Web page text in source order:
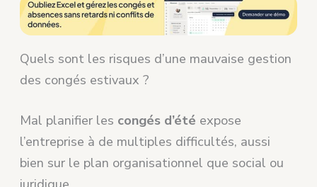
Quels sont les risques d’une mauvaise gestion
des congés estivaux ?
Mal planifier les congés d’été expose
l’entreprise à de multiples difficultés, aussi
bien sur le plan organisationnel que social ou